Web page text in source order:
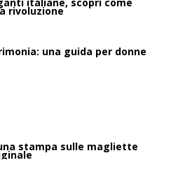
italiane, scopri come
rivoluzione
una guida per donne
stampa sulle magliette